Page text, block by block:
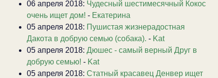
06 апреля 2018: Чудесный шестимесячный Кокос
очень ищет дом! - Екатерина
05 апреля 2018: Пушистая жизнерадостная
Дакота в добрую семью (собака). - Kat
05 апреля 2018: Дюшес - самый верный Друг в
добрую семью! - Kat
05 апреля 2018: Статный красавец Денвер ищет